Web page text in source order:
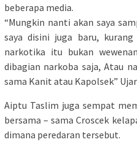
beberapa media.
“Mungkin nanti akan saya
saya disini juga baru,
narkotika itu bukan
dibagian narkoba saja, Atau
sama Kanit atau Kapolsek”
Aiptu Taslim juga sempat
bersama – sama Croscek
dimana peredaran tersebut.